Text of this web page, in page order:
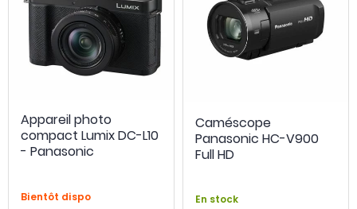
- 300 €
Appareil photo
compact Lumix DC-L10
- Panasonic
Bientôt dispo
Caméscope
Panasonic HC-V900
Full HD
En stock